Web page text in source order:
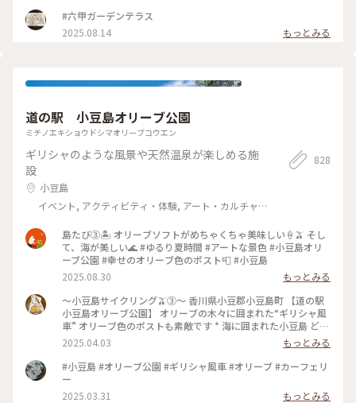
少し霞がかっていましたが 六甲アイランドや神戸空港が見え
ました✈️ あと久々だったので知らなかったんですが、おむすび
の 神社が出来ていてビックリしました（笑）
#六甲ガーデンテラス
2025.08.14
もっとみる
道の駅 小豆島オリーブ公園
ミチノエキショウドシマオリーブコウエン
ギリシャのような風景や天然温泉が楽しめる施
設
小豆島
イベント, アクティビティ・体験, アート・カルチャ
828
島たび③🏝️ オリーブソフトがめちゃくちゃ美味しい🍦🫒 そし
て、海が美しい🌊 #ゆるり夏時間 #アートな景色 #小豆島オリ
ーブ公園 #幸せのオリーブ色のポスト📮 #小豆島
2025.08.30
もっとみる
～小豆島サイクリング🫒③～ 香川県小豆郡小豆島町 【道の駅
小豆島オリーブ公園】 オリーブの木々に囲まれた“ギリシャ風
車” オリーブ色のポストも素敵です * 海に囲まれた小豆島 どの
場所にいても 少し高いところに登るだけで 瀬戸内海を一望で
きます✨️ #アートな景色 #香川 #小豆島 #道の駅小豆島オリーブ
公園 #ギリシャ風車 #オリーブポスト #瀬戸内海
2025.04.03
もっとみる
#小豆島 #オリーブ公園 #ギリシャ風車 #オリーブ #カーフェリ
ー
2025.03.31
もっとみる